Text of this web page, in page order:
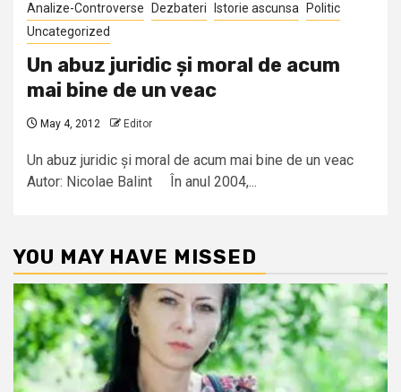
Analize-Controverse Dezbateri Istorie ascunsa
Politic
Uncategorized
Un abuz juridic și moral de acum
mai bine de un veac
May 4, 2012 Editor
Un abuz juridic și moral de acum mai bine de un veac
Autor: Nicolae Balint În anul 2004,...
YOU MAY HAVE MISSED